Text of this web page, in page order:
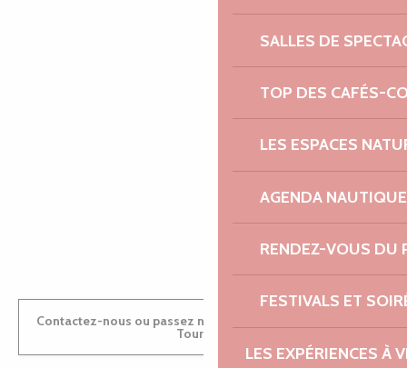
SALLES DE
TOP DES CAFÉS-
LES ESPACES
AGENDA NAUTIQUE
RENDEZ-VOUS DU
FESTIVALS ET
LES EXPÉRIENCES À
EMILIE
MARINE
ANTOINE
Contactez-nous ou passez nous voir dans nos Offices de
Tourisme